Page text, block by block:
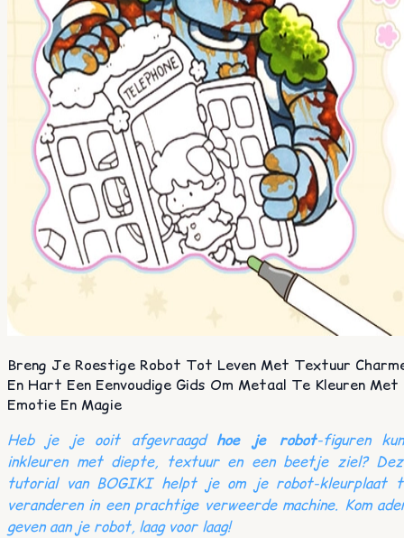
Breng Je Roestige Robot Tot Leven Met Textuur
En Hart Een Eenvoudige Gids Om Metaal Te Kleuren Met
Emotie En Magie
Heb je je ooit afgevraagd hoe je robot-figuren
inkleuren met diepte, textuur en een beetje ziel?
tutorial van BOGIKI helpt je om je robot-kleurplaat
veranderen in een prachtige verweerde machine. Kom
geven aan je robot, laag voor laag!